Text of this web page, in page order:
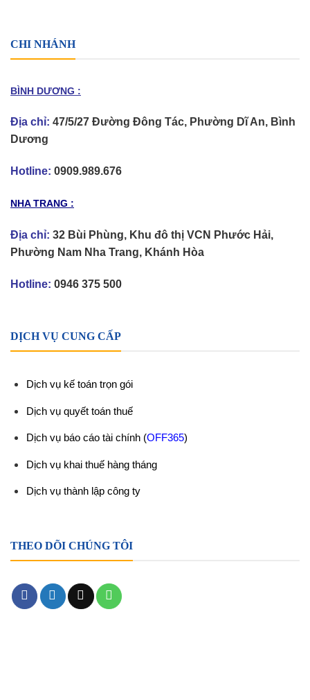
CHI NHÁNH
BÌNH DƯƠNG :
Địa chỉ: 47/5/27 Đường Đông Tác, Phường Dĩ An, Bình
Dương
Hotline: 0909.989.676
NHA TRANG :
Địa chỉ: 32 Bùi Phùng, Khu đô thị VCN Phước Hải,
Phường Nam Nha Trang, Khánh Hòa
Hotline: 0946 375 500
DỊCH VỤ CUNG CẤP
Dịch vụ kế toán trọn gói
Dịch vụ quyết toán thuế
Dịch vụ báo cáo tài chính (OFF365)
Dịch vụ khai thuế hàng tháng
Dịch vụ thành lập công ty
THEO DÕI CHÚNG TÔI